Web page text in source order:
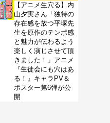
【アニメ生穴る】内
山夕実さん「独特の
存在感を放つ平塚先
生を原作のテンポ感
と魅力が伝わるよう
楽しく演じさせて頂
きました！」アニメ
『生徒会にも穴はあ
る！』キャラPV＆
ポスター第6弾が公
開